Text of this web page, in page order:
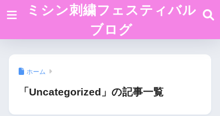
ミシン刺繍フェスティバル
ブログ
ホーム
「Uncategorized」の記事一覧